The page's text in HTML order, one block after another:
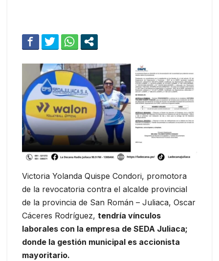
Victoria Yolanda Quispe Condori, promotora
de la revocatoria contra el alcalde provincial
de la provincia de San Román – Juliaca, Oscar
Cáceres Rodríguez, tendría vínculos
laborales con la empresa de SEDA Juliaca;
donde la gestión municipal es accionista
mayoritario.